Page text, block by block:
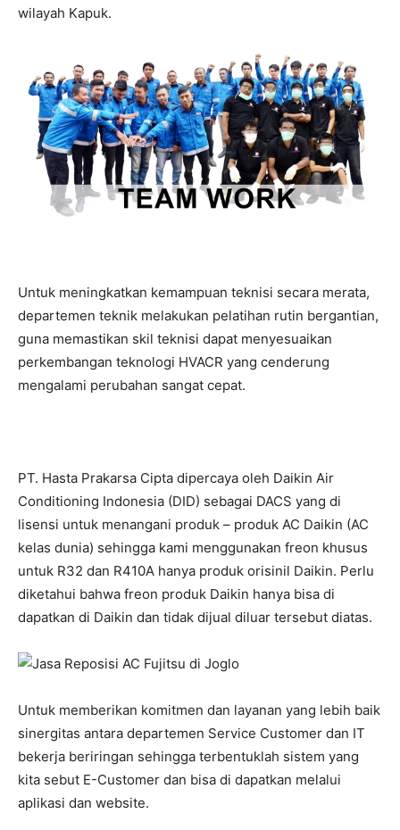
wilayah Kapuk.
Untuk meningkatkan kemampuan teknisi secara merata,
departemen teknik melakukan pelatihan rutin bergantian,
guna memastikan skil teknisi dapat menyesuaikan
perkembangan teknologi HVACR yang cenderung
mengalami perubahan sangat cepat.
PT. Hasta Prakarsa Cipta dipercaya oleh Daikin Air
Conditioning Indonesia (DID) sebagai DACS yang di
lisensi untuk menangani produk – produk AC Daikin (AC
kelas dunia) sehingga kami menggunakan freon khusus
untuk R32 dan R410A hanya produk orisinil Daikin. Perlu
diketahui bahwa freon produk Daikin hanya bisa di
dapatkan di Daikin dan tidak dijual diluar tersebut diatas.
Untuk memberikan komitmen dan layanan yang lebih baik
sinergitas antara departemen Service Customer dan IT
bekerja beriringan sehingga terbentuklah sistem yang
kita sebut E-Customer dan bisa di dapatkan melalui
aplikasi dan website.